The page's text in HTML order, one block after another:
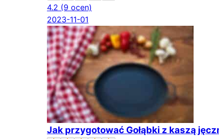
4.2 (9 ocen)
2023-11-01
Jak przygotować Gołąbki z kaszą